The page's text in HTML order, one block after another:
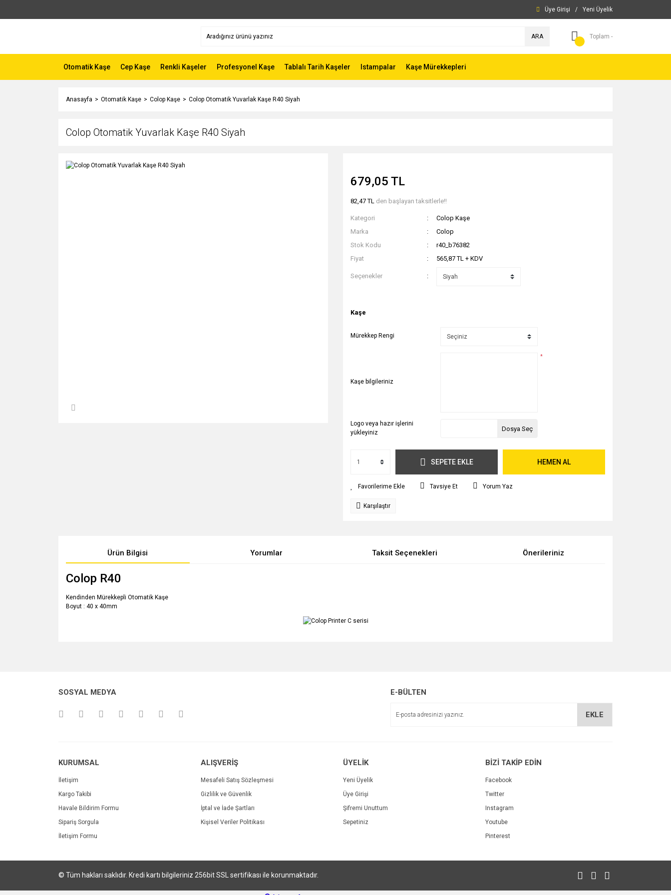
Üye Girişi / Yeni Üyelik
ARA Toplam -
Otomatik Kaşe Cep Kaşe Renkli Kaşeler Profesyonel Kaşe Tablalı Tarih Kaşeler Istampalar Kaşe Mürekkepleri
Anasayfa Otomatik Kaşe Colop Kaşe Colop Otomatik Yuvarlak Kaşe R40 Siyah
Colop Otomatik Yuvarlak Kaşe R40 Siyah
679,05 TL
82,47 TL den başlayan taksitlerle!!
Kategori
Colop Kaşe
Marka
Colop
Stok Kodu
r40_b76382
Fiyat
565,87 TL + KDV
Seçenekler
Kaşe
Mürekkep Rengi
Kaşe bilgileriniz
*
Logo veya hazır işlerini
yükleyiniz
Dosya Seç
SEPETE EKLE HEMEN AL
Tavsiye Et Yorum Yaz
Karşılaştır
Ürün Bilgisi Yorumlar Taksit Seçenekleri Önerileriniz
Colop R40
Kendinden Mürekkepli Otomatik Kaşe
Boyut : 40 x 40mm
Ürün açıklamasında eksik bilgiler bulunuyor.
SOSYAL MEDYA E-BÜLTEN
EKLE
KURUMSAL
İletişim
Kargo Takibi
Havale Bildirim Formu
Sipariş Sorgula
İletişim Formu
ALIŞVERİŞ
Mesafeli Satış Sözleşmesi
Gizlilik ve Güvenlik
İptal ve İade Şartları
Kişisel Veriler Politikası
ÜYELİK
Yeni Üyelik
Üye Girişi
Şifremi Unuttum
Sepetiniz
BİZİ TAKİP EDİN
Facebook
Twitter
Instagram
Youtube
Pinterest
© Tüm hakları saklıdır. Kredi kartı bilgileriniz 256bit SSL sertifikası ile korunmaktadır.